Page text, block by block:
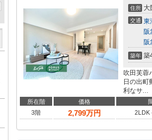
住所 大
交通 東
阪
阪
築年 築
吹田芙蓉
日の出町
利なサ...
所在階 価格
3階
2,799万円 2LDK